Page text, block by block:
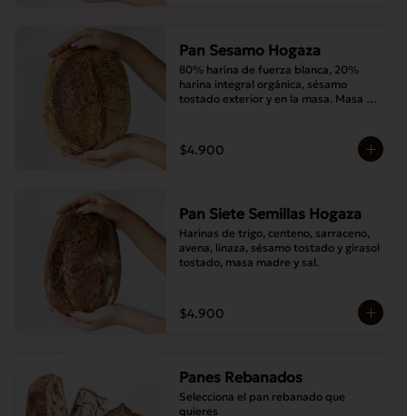
Pan Sesamo Hogaza
80% harina de fuerza blanca, 20%
harina integral orgánica, sésamo
tostado exterior y en la masa. Masa
$4.900
Pan Siete Semillas Hogaza
Harinas de trigo, centeno, sarraceno,
avena, linaza, sésamo tostado y girasol
tostado, masa madre y sal.
$4.900
Panes Rebanados
Selecciona el pan rebanado que
quieres